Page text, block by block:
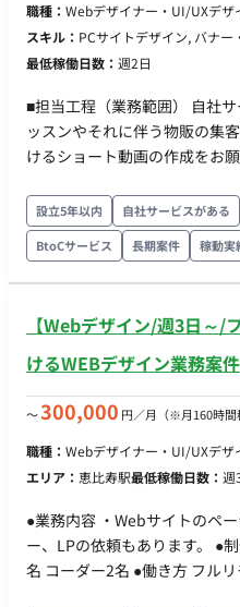
職種： Webデザイナー・UI/UXデザ
スキル： PCサイトデザイン, バナー
最低稼働日数： 週2日
■担当工程（業務範囲） 自社
ッスンやそれに伴う物販の集
けるショート動画の作成をお願
設立5年以内 自社サービスがある
BtoCサービス
長期案件 稼動実
【Webデザイン/週3日～/
けるWEBデザイン業務案件
〜300,000 円／月 （※月160時間
職種： Webデザイナー・UI/UXデザ
エリア： 恵比寿駅最低稼働日数： 週
●業務内容 ・Webサイトのペ
ー、LPの依頼もあります。 ●制作チーム 5名 うちデザイナー2
名 コーダー2名 ●働